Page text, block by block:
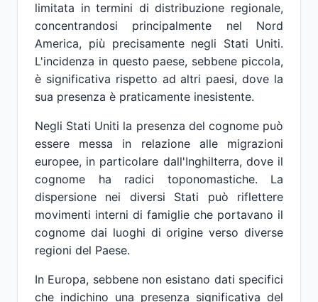
limitata in termini di distribuzione regionale,
concentrandosi principalmente nel Nord
America, più precisamente negli Stati Uniti.
L'incidenza in questo paese, sebbene piccola,
è significativa rispetto ad altri paesi, dove la
sua presenza è praticamente inesistente.
Negli Stati Uniti la presenza del cognome può
essere messa in relazione alle migrazioni
europee, in particolare dall'Inghilterra, dove il
cognome ha radici toponomastiche. La
dispersione nei diversi Stati può riflettere
movimenti interni di famiglie che portavano il
cognome dai luoghi di origine verso diverse
regioni del Paese.
In Europa, sebbene non esistano dati specifici
che indichino una presenza significativa del